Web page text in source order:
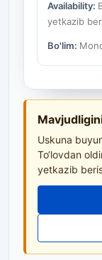
Availability:
yetkazib
Bo'lim:
Uskuna
To‘lovdan
yetkazib